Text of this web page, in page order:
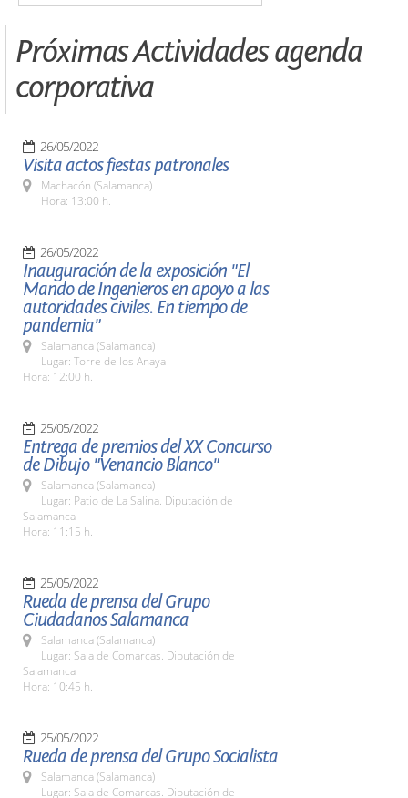
Próximas Actividades agenda
corporativa
26/05/2022
Visita actos fiestas patronales
Machacón (Salamanca)
Hora: 13:00 h.
26/05/2022
Inauguración de la exposición "El
Mando de Ingenieros en apoyo a las
autoridades civiles. En tiempo de
pandemia"
Salamanca (Salamanca)
Lugar: Torre de los Anaya
Hora: 12:00 h.
25/05/2022
Entrega de premios del XX Concurso
de Dibujo "Venancio Blanco"
Salamanca (Salamanca)
Lugar: Patio de La Salina. Diputación de
Salamanca
Hora: 11:15 h.
25/05/2022
Rueda de prensa del Grupo
Ciudadanos Salamanca
Salamanca (Salamanca)
Lugar: Sala de Comarcas. Diputación de
Salamanca
Hora: 10:45 h.
25/05/2022
Rueda de prensa del Grupo Socialista
Salamanca (Salamanca)
Lugar: Sala de Comarcas. Diputación de